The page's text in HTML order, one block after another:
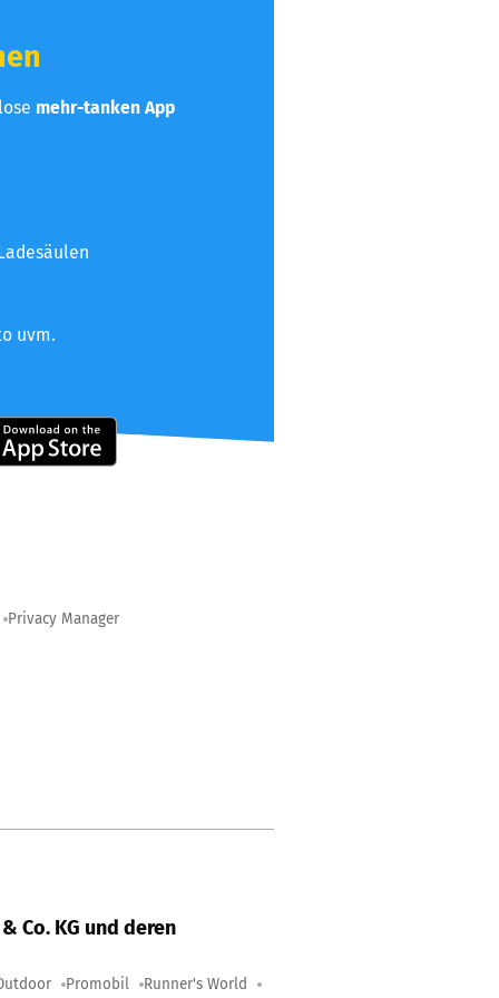
mehr-tanken App
uvm.
Privacy Manager
Co. KG und deren
Promobil Runner's World